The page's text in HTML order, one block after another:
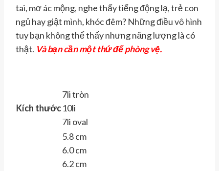
tai, mơ ác mộng, nghe thấy tiếng động lạ, trẻ con
ngủ hay giật mình, khóc đêm? Những điều vô hình
tuy bạn không thể thấy nhưng năng lượng là có
thật. Và bạn cần một thứ để phòng vệ.
Kích thước
7li tròn
10li
7li oval
5.8 cm
6.0 cm
6.2 cm